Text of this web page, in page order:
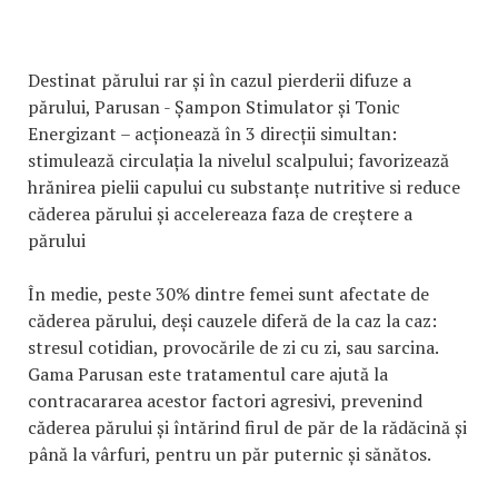
Destinat părului rar și în cazul pierderii difuze a
părului, Parusan - Șampon Stimulator și Tonic
Energizant – acționează în 3 direcții simultan:
stimulează circulația la nivelul scalpului; favorizează
hrănirea pielii capului cu substanțe nutritive si reduce
căderea părului și accelereaza faza de creștere a
părului
În medie, peste 30% dintre femei sunt afectate de
căderea părului, deși cauzele diferă de la caz la caz:
stresul cotidian, provocările de zi cu zi, sau sarcina.
Gama Parusan este tratamentul care ajută la
contracararea acestor factori agresivi, prevenind
căderea părului și întărind firul de păr de la rădăcină și
până la vârfuri, pentru un păr puternic și sănătos.